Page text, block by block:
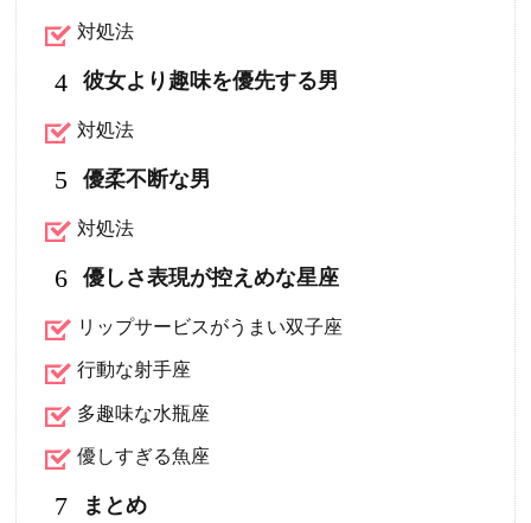
対処法
4 彼女より趣味を優先する男
対処法
5 優柔不断な男
対処法
6 優しさ表現が控えめな星座
リップサービスがうまい双子座
行動な射手座
多趣味な水瓶座
優しすぎる魚座
7 まとめ